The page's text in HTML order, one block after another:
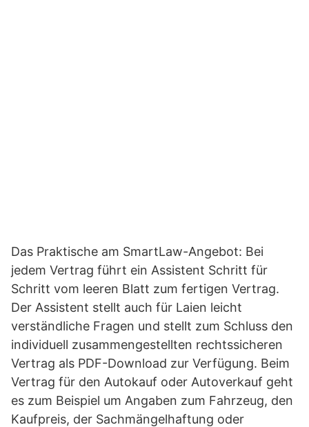
Das Praktische am SmartLaw-Angebot: Bei
jedem Vertrag führt ein Assistent Schritt für
Schritt vom leeren Blatt zum fertigen Vertrag.
Der Assistent stellt auch für Laien leicht
verständliche Fragen und stellt zum Schluss den
individuell zusammengestellten rechtssicheren
Vertrag als PDF-Download zur Verfügung. Beim
Vertrag für den Autokauf oder Autoverkauf geht
es zum Beispiel um Angaben zum Fahrzeug, den
Kaufpreis, der Sachmängelhaftung oder